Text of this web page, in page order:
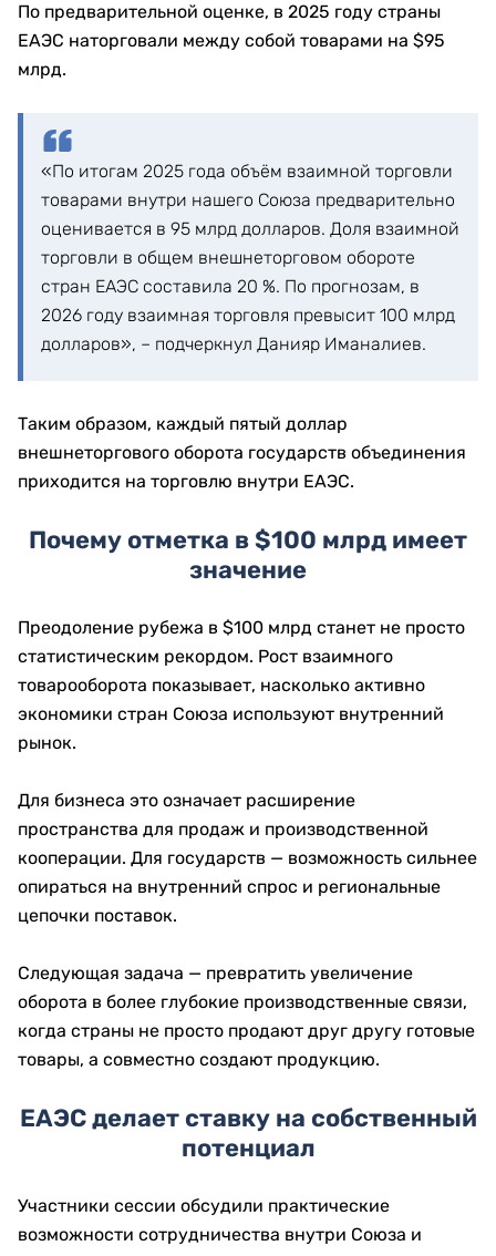
По предварительной оценке, в 2025 году страны
ЕАЭС наторговали между собой товарами на $95
млрд.
«По итогам 2025 года объём взаимной торговли
товарами внутри нашего Союза предварительно
оценивается в 95 млрд долларов. Доля взаимной
торговли в общем внешнеторговом обороте
стран ЕАЭС составила 20 %. По прогнозам, в
2026 году взаимная торговля превысит 100 млрд
долларов», – подчеркнул Данияр Иманалиев.
Таким образом, каждый пятый доллар
внешнеторгового оборота государств объединения
приходится на торговлю внутри ЕАЭС.
Почему отметка в $100 млрд имеет
значение
Преодоление рубежа в $100 млрд станет не просто
статистическим рекордом. Рост взаимного
товарооборота показывает, насколько активно
экономики стран Союза используют внутренний
рынок.
Для бизнеса это означает расширение
пространства для продаж и производственной
кооперации. Для государств — возможность сильнее
опираться на внутренний спрос и региональные
цепочки поставок.
Следующая задача — превратить увеличение
оборота в более глубокие производственные связи,
когда страны не просто продают друг другу готовые
товары, а совместно создают продукцию.
ЕАЭС делает ставку на собственный
потенциал
Участники сессии обсудили практические
возможности сотрудничества внутри Союза и